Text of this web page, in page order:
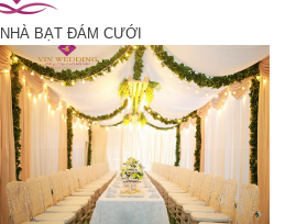
NHÀ BẠT ĐÁM CƯỚI